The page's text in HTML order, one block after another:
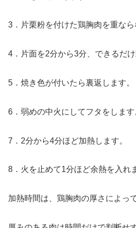
3．片栗粉を付けた鶏胸肉を重なら
4．片面を2分から3分、できるだ
5．焼き色が付いたら裏返します。
6．弱めの中火にしてフタをします
7．2分から4分ほど加熱します。
8．火を止めて1分ほど余熱を入れ
加熱時間は、鶏胸肉の厚さによっ